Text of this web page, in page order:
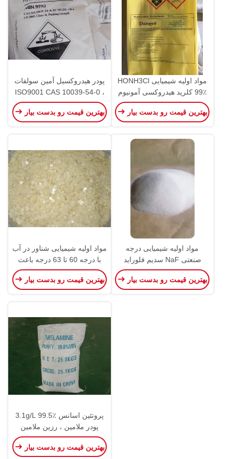
مواد اولیه شیمیایی HONH3Cl
99٪ کلرید هیدروکسی آمونیوم
2928000090
بهترین قیمت رو بدست بیار
پودر هیدروکسیل آمین سولفات
، ISO9001 CAS 10039-54-0
شیمیایی متوسط
بهترین قیمت رو بدست بیار
مواد اولیه شیمیایی درجه
صنعتی NaF سدیم فلوراید
بهترین قیمت رو بدست بیار
مواد اولیه شیمیایی شناور در آب
با درجه 60 تا 63 درجه باعث
جامد شدن موم می شود
بهترین قیمت رو بدست بیار
پروتئین اسانس 3.1g/L 99.5٪
پودر ملامین ، رزین ملامین
PH7.8 C3H6N6
بهترین قیمت رو بدست بیار